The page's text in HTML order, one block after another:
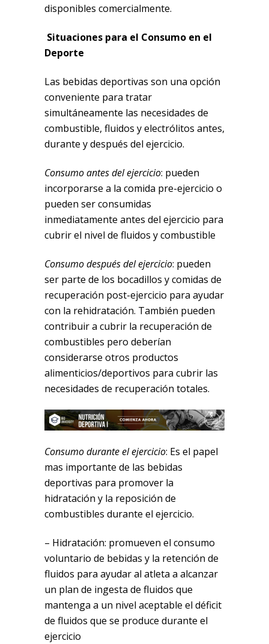
disponibles comercialmente.
Situaciones para el Consumo en el
Deporte
Las bebidas deportivas son una opción
conveniente para tratar
simultáneamente las necesidades de
combustible, fluidos y electrólitos antes,
durante y después del ejercicio.
Consumo antes del ejercicio: pueden
incorporarse a la comida pre-ejercicio o
pueden ser consumidas
inmediatamente antes del ejercicio para
cubrir el nivel de fluidos y combustible
Consumo después del ejercicio: pueden
ser parte de los bocadillos y comidas de
recuperación post-ejercicio para ayudar
con la rehidratación. También pueden
contribuir a cubrir la recuperación de
combustibles pero deberían
considerarse otros productos
alimenticios/deportivos para cubrir las
necesidades de recuperación totales.
Consumo durante el ejercicio: Es el papel
mas importante de las bebidas
deportivas para promover la
hidratación y la reposición de
combustibles durante el ejercicio.
– Hidratación: promueven el consumo
voluntario de bebidas y la retención de
fluidos para ayudar al atleta a alcanzar
un plan de ingesta de fluidos que
mantenga a un nivel aceptable el déficit
de fluidos que se produce durante el
ejercicio